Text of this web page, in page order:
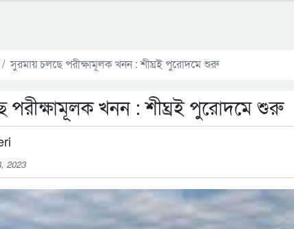
সুরমায় চলছে পরীক্ষামূলক খনন : শীঘ্রই পুরোদমে শুরু
পরীক্ষামূলক খনন : শীঘ্রই পুরোদমে শুরু
2023